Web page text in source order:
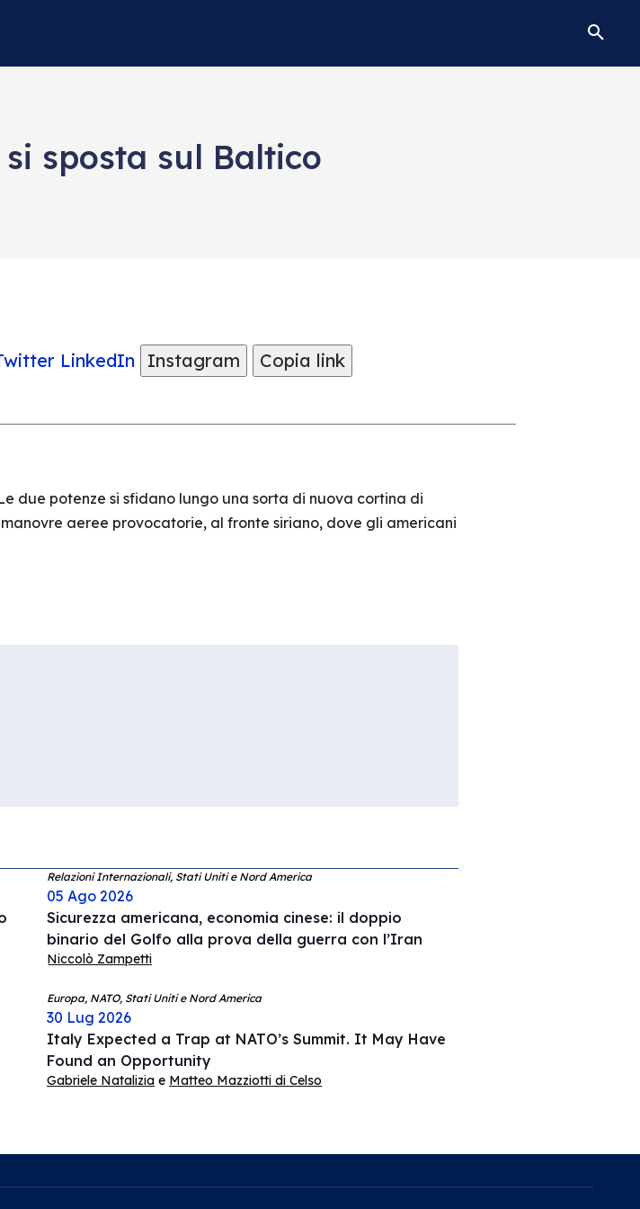
sposta sul Baltico
LinkedIn Instagram Copia link
due potenze si sfidano lungo una sorta di nuova cortina di
aeree provocatorie, al fronte siriano, dove gli americani
Relazioni Internazionali, Stati Uniti e Nord America
05 Ago 2026
Sicurezza americana, economia cinese: il doppio
binario del Golfo alla prova della guerra con l’Iran
Niccolò Zampetti
Europa, NATO, Stati Uniti e Nord America
30 Lug 2026
Italy Expected a Trap at NATO’s Summit. It May Have
Found an Opportunity
Gabriele Natalizia e Matteo Mazziotti di Celso